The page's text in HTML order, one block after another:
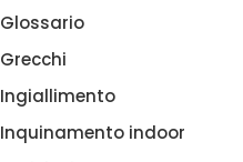
Glossario
Grecchi
Ingiallimento
Inquinamento indoor